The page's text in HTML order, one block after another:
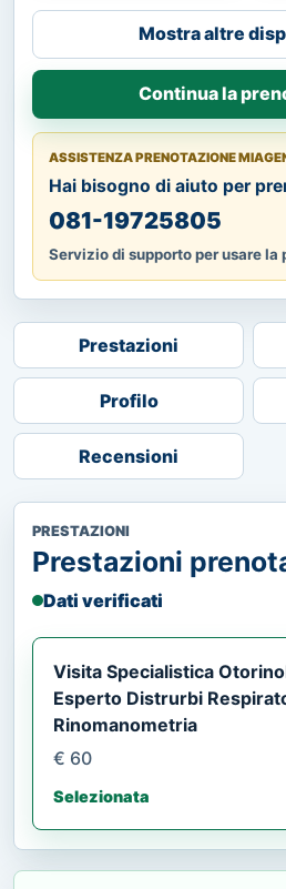
Mostra altre
Continua la
ASSISTENZA PRENOTAZIONE
Hai bisogno di aiuto per
081-19725805
Servizio di supporto per usare la
Prestazioni
Profilo
Recensioni
PRESTAZIONI
Prestazioni
Dati verificati
Visita Specialistica
Esperto Distrurbi
Rinomanometria
€ 60
Selezionata